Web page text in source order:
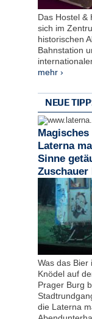
Das Hostel &
sich im
historischen
Bahnstation
mehr ›
NEUE
Laterna
Sinne
Zuschauer
Was das Bier
Knödel auf
Prager Burg
die Laterna